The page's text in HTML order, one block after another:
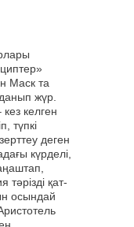
Маск та
жүр.
келген
түпкі
деген
күрделі,
қат-
осындай